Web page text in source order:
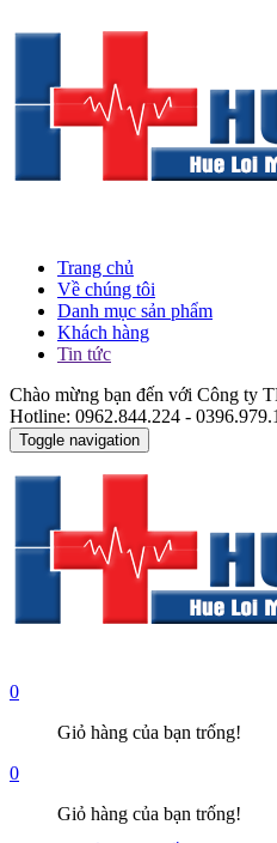
Trang chủ
Về chúng tôi
Danh mục sản phẩm
Khách hàng
Tin tức
Chào mừng bạn đến với Công ty
Hotline: 0962.844.224 -
Toggle navigation
0
Giỏ hàng của bạn trống!
0
Giỏ hàng của bạn trống!